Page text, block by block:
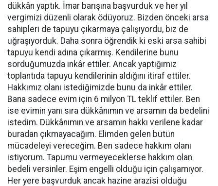
dükkân yaptık. İmar barışına başvurduk ve her yıl
vergimizi düzenli olarak ödüyoruz. Bizden önceki arsa
sahipleri de tapuyu çıkarmaya çalışıyordu, biz de
uğraşıyorduk. Daha sonra öğrendik ki eski arsa sahibi
tapuyu kendi adına çıkarmış. Kendilerine bunu
sorduğumuzda inkâr ettiler. Ancak yaptığımız
toplantıda tapuyu kendilerinin aldığını itiraf ettiler.
Hakkımız olanı istediğimizde bunu da inkâr ettiler.
Bana sadece evim için 6 milyon TL teklif ettiler. Ben
ise evimin yanı sıra dükkânımın ve arsamın da bedelini
istedim. Dükkânımın ve arsamın hakkı verilene kadar
buradan çıkmayacağım. Elimden gelen bütün
mücadeleyi vereceğim. Ben sadece hakkım olanı
istiyorum. Tapumu vermeyeceklerse hakkım olan
bedeli versinler. Eşim engelli olduğu için çalışamıyor.
Her yere başvurduk ancak hazine arazisi olduğu